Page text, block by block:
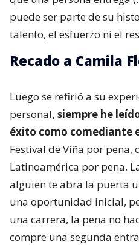
puede ser parte de su
talento, el esfuerzo ni el
Recado a Camila
Luego se refirió a su
personal, siempre he
éxito como comediante
Festival de Viña por
Latinoamérica por pena.
alguien te abra la puerta
una oportunidad inicial,
una carrera, la pena no
compre una segunda